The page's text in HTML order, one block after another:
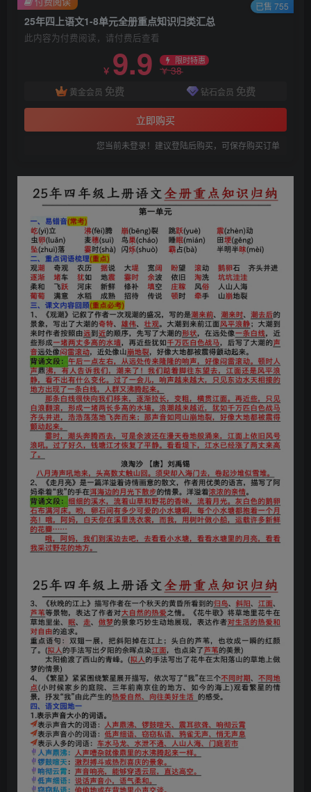
25年四上语文1-8单元全册重点知识归类汇总
此内容为付费阅读，请付费后查看
￥ 9.9 限时特惠
￥38
黄金会员 免费 钻石会员 免费
立即购买
您当前未登录！建议登陆后购买，可保存购买订单
已售 755